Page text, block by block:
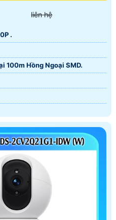
liên hệ
.
100m Hồng Ngoại SMD.